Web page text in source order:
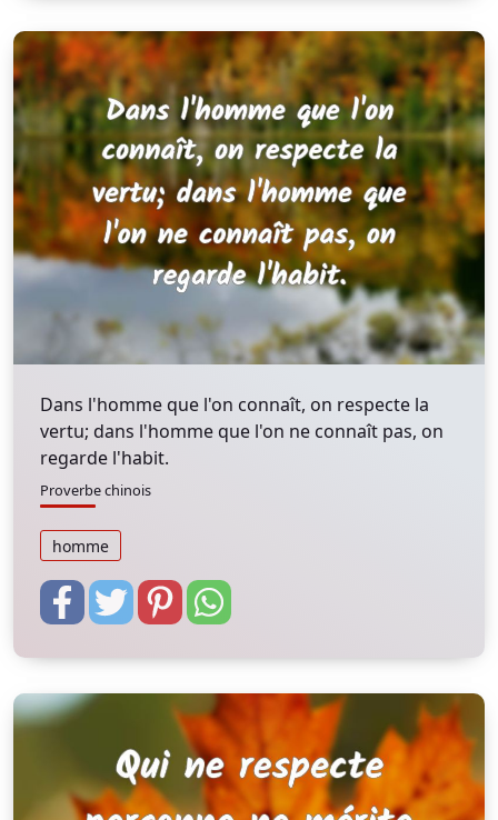
Dans l'homme que l'on connaît, on respecte la
vertu; dans l'homme que l'on ne connaît pas, on
regarde l'habit.
Proverbe chinois
homme